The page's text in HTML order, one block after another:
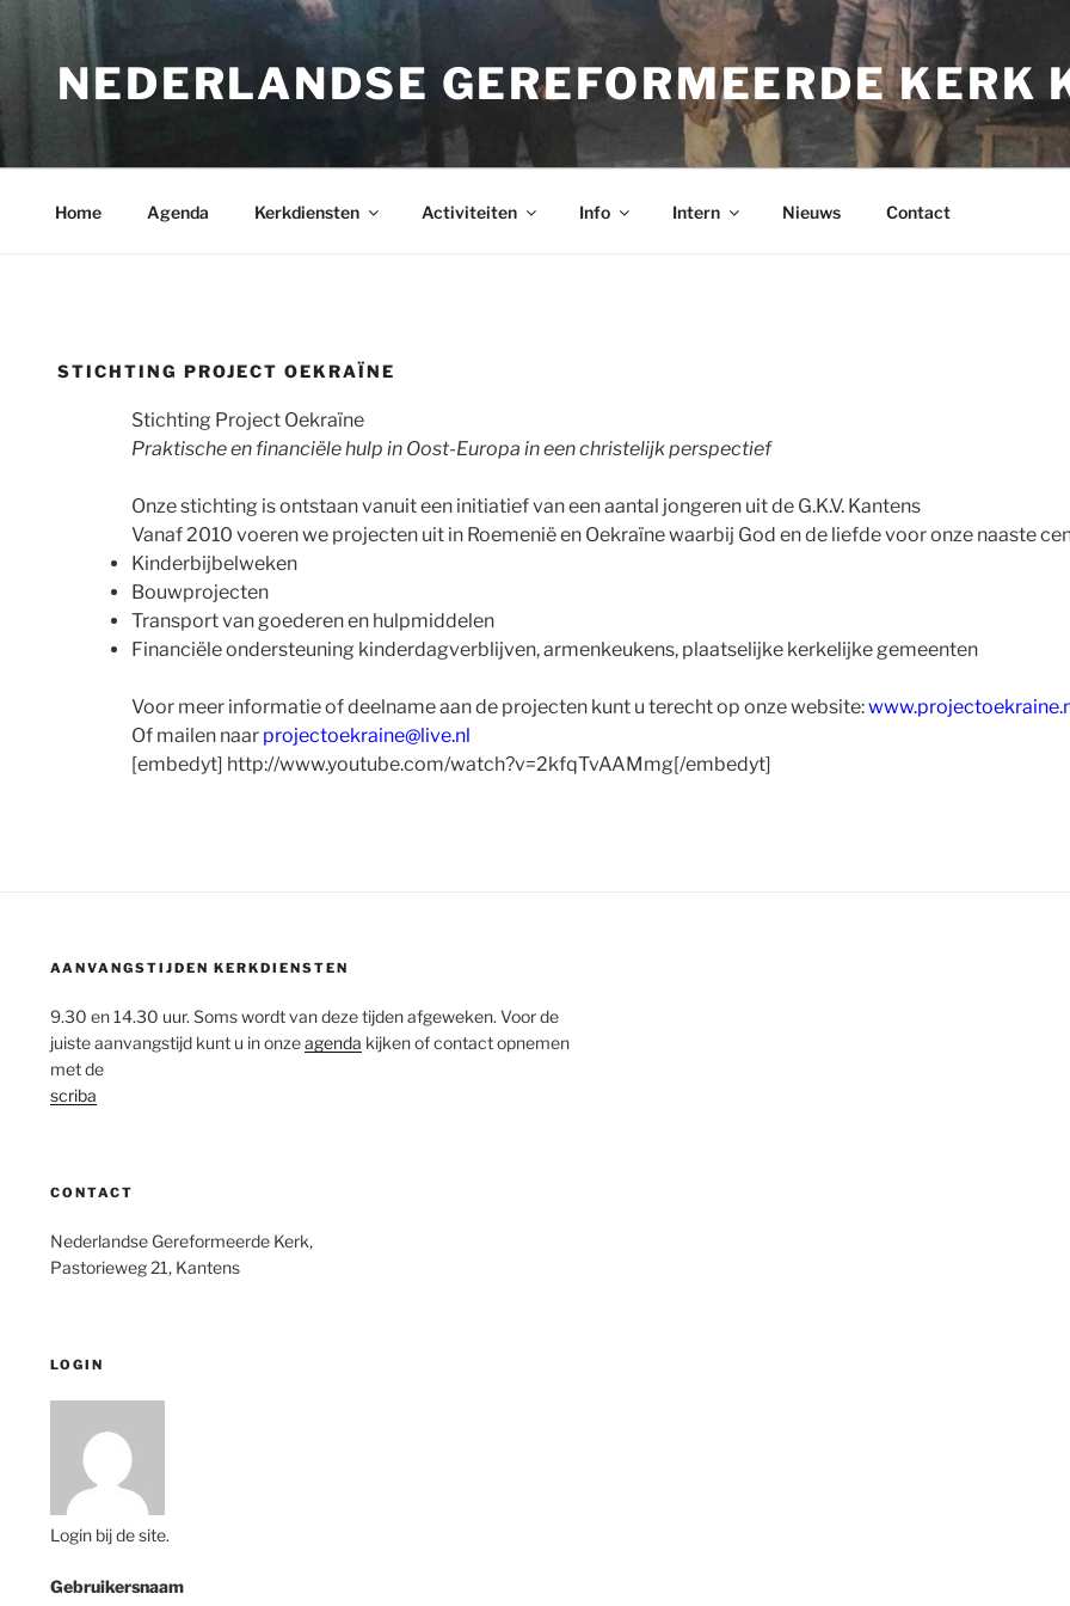
NEDERLANDSE GEREFORMEERDE KERK
Home Agenda Kerkdiensten Activiteiten Info Intern Nieuws Contact
STICHTING PROJECT OEKRAÏNE
Stichting Project Oekraïne
Praktische en financiële hulp in Oost-Europa in een christelijk perspectief
Onze stichting is ontstaan vanuit een initiatief van een aantal jongeren uit de G.K.V. Kantens
Vanaf 2010 voeren we projecten uit in Roemenië en Oekraïne waarbij God en de liefde voor onze naaste
Kinderbijbelweken
Bouwprojecten
Transport van goederen en hulpmiddelen
Financiële ondersteuning kinderdagverblijven, armenkeukens, plaatselijke kerkelijke gemeenten
Voor meer informatie of deelname aan de projecten kunt u terecht op onze website:
Of mailen naar projectoekraine@live.nl
[embedyt] http://www.youtube.com/watch?v=2kfqTvAAMmg[/embedyt]
AANVANGSTIJDEN KERKDIENSTEN
9.30 en 14.30 uur. Soms wordt van deze tijden afgeweken. Voor de
juiste aanvangstijd kunt u in onzeagenda kijken of contact opnemen
met de
scriba
CONTACT
Nederlandse Gereformeerde Kerk,
Pastorieweg 21, Kantens
LOGIN
Login bij de site.
Gebruikersnaam